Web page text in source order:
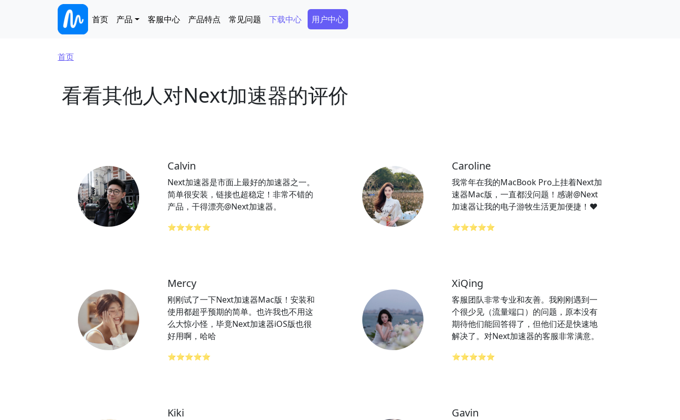
Main navigation
首页 产品 客服中心 产品特点 常见问题 下载中心 Secondary Menu
用户中心
面包屑
首页
看看其他人对Next加速器的评价
Calvin
Next加速器是市面上最好的加速器之一。
简单很安装，链接也超稳定！非常不错的
产品，干得漂亮@Next加速器。
⭐⭐⭐⭐⭐
Caroline
我常年在我的MacBook Pro上挂着Next加
速器Mac版，一直都没问题！感谢@Next
加速器让我的电子游牧生活更加便捷！❤️
⭐⭐⭐⭐⭐
Mercy
刚刚试了一下Next加速器Mac版！安装和
使用都超乎预期的简单。也许我也不用这
么大惊小怪，毕竟Next加速器iOS版也很
好用啊，哈哈
⭐⭐⭐⭐⭐
XiQing
客服团队非常专业和友善。我刚刚遇到一
个很少见（流量端口）的问题，原本没有
期待他们能回答得了，但他们还是快速地
解决了。对Next加速器的客服非常满意。
⭐⭐⭐⭐⭐
Kiki Gavin